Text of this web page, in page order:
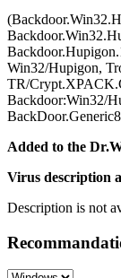
Win32/Hupigon,
TR/
Backdoor:Win32/
Added to the
Virus description
Description is not